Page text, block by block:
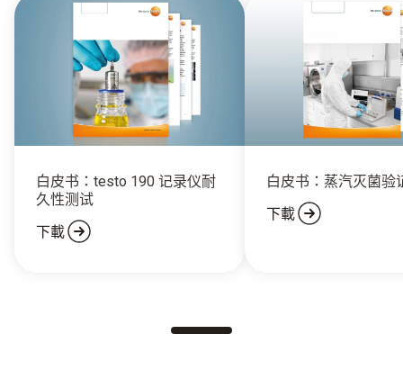
白皮书：testo 190 记录仪耐
久性测试
下載
白皮书：蒸汽灭菌验
下載